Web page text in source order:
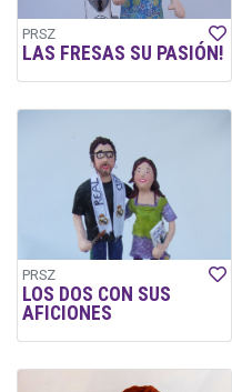
PRSZ
LAS FRESAS SU PASIÓN!
PRSZ
LOS DOS CON SUS
AFICIONES